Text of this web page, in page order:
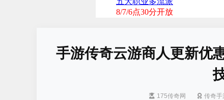
手游传奇云游商人更新优
175传奇网 传奇手